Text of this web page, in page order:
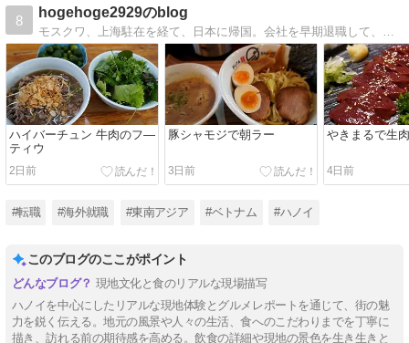
8
hogehoge2929のblog
ハイバーチュン 牛肉のフ―
ティウ
2日前
豚シャモジで朝ラー
3日前
やきまるで生
4日前
#転職 #海外就職 #東南アジア #ベトナム #ハノイ
このブログのここがポイント
現地文化と食のリアルな現場描写
ハノイを中心にしたリアルな現地体験とグルメレポートを通じて、街の魅
力を鋭く伝える。地元の風景や人々の生活、食へのこだわりまでを丁寧に
描き、訪れる前の期待感を高める。飲食の詳細や現地の景色を生き生きと